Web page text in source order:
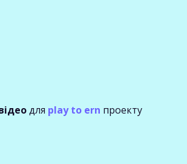
для play to ern проекту